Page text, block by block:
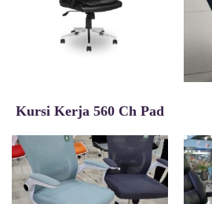
Kursi Kerja 560 Ch Pad